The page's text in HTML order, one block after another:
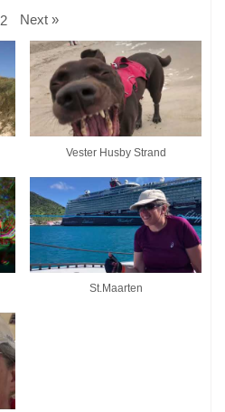
2 Next »
Vester Husby Strand
St.Maarten